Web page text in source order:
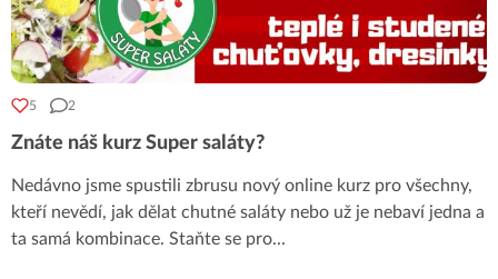
5 2
Znáte náš kurz Super saláty?
Nedávno jsme spustili zbrusu nový online kurz pro všechny,
kteří nevědí, jak dělat chutné saláty nebo už je nebaví jedna a
ta samá kombinace. Staňte se pro...